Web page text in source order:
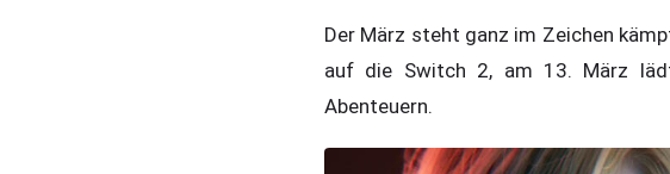
Der März steht ganz im Zeichen
auf die Switch 2, am 13. März
Abenteuern.